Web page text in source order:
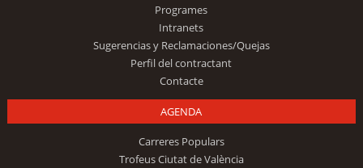
Programes
Intranets
Sugerencias y Reclamaciones/Quejas
Perfil del contractant
Contacte
AGENDA
Carreres Populars
Trofeus Ciutat de València